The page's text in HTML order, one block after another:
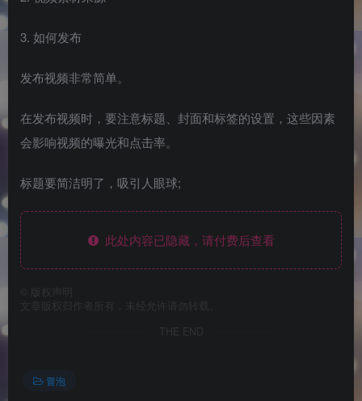
3. 如何发布
发布视频非常简单。
在发布视频时，要注意标题、封面和标签的设置，这些因素
会影响视频的曝光和点击率。
标题要简洁明了，吸引人眼球;
此处内容已隐藏，请付费后查看
版权声明
文章版权归作者所有，未经允许请勿转载。
THE END
冒泡